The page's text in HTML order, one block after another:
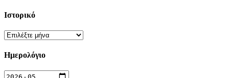
Ιστορικό
Ιστορικό
Ημερολόγιο